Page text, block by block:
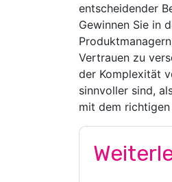
entscheidender
Gewinnen Sie in
Vertrauen zu
der Komplexität
sinnvoller sind,
mit dem